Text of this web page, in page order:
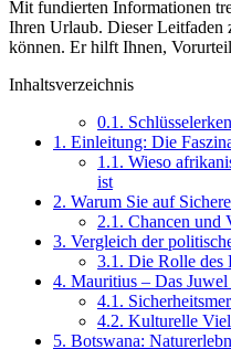
Mit fundierten Informationen
Ihren Urlaub. Dieser Leitfaden
können. Er hilft Ihnen,
Inhaltsverzeichnis
0.1.
1. Einleitung: Die
1.1. Wieso
ist
2. Warum Sie auf
2.1. Chancen und
3. Vergleich der
3.1. Die Rolle des
4. Mauritius – Das
4.1.
4.2. Kulturelle
5. Botswana: